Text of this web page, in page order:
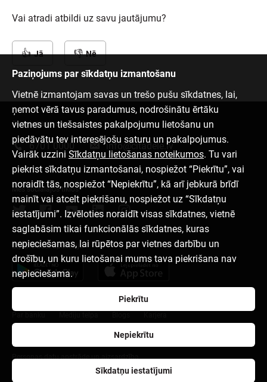
Vai atradi atbildi uz savu jautājumu?
Jā Nē
Paziņojums par sīkdatņu izmantošanu
Vietnē izmantojam savas un trešo pušu sīkdatnes, lai,
ņemot vērā tavus paradumus, nodrošinātu ērtāku
vietnes un tiešsaistes pakalpojumu lietošanu un
piedāvātu tev interesējošu saturu un pakalpojumus.
Vairāk uzzini Sīkdatņu lietošanas noteikumos. Tu vari
piekrist sīkdatņu izmantošanai, nospiežot “Piekrītu”, vai
noraidīt tās, nospiežot “Nepiekrītu”, kā arī jebkurā brīdī
mainīt vai atcelt piekrišanu, nospiežot uz “Sīkdatņu
iestatījumi”. Izvēloties noraidīt visas sīkdatnes, vietnē
saglabāsim tikai funkcionālās sīkdatnes, kuras
nepieciešamas, lai rūpētos par vietnes darbību un
drošību, un kuru lietošanai mums tava piekrišana nav
nepieciešama.
Piekrītu
Nepiekrītu
Sīkdatņu iestatījumi
Sazinies ar mums
6701 0000 info@citadele.lv
Mēs sociālajos tīklos
Lejupielādēt aplikāciju
Sīkdatņu iestatījumi
Developers Portal (PSD2)